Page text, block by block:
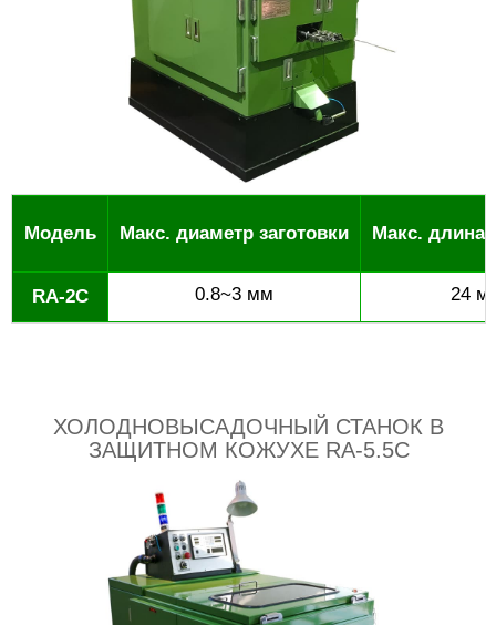
Модель Макс. диаметр заготовки Макс. длина
RA-2C 0.8~3 мм 24
ХОЛОДНОВЫСАДОЧНЫЙ СТАНОК В
ЗАЩИТНОМ КОЖУХЕ RA-5.5C